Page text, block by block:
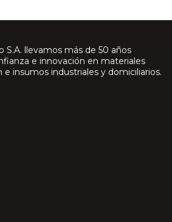
S.A. llevamos más de 50 años
e innovación en materiales
e insumos industriales y domiciliarios.